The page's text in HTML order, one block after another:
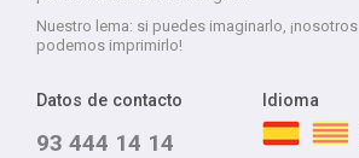
Nuestro lema: si puedes imaginarlo, ¡nosotros
podemos imprimirlo!
Datos de contacto
93 444 14 14
Idioma